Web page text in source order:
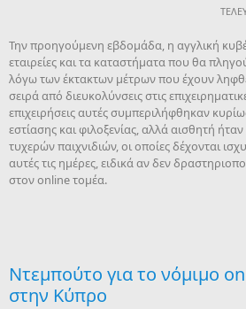
Την προηγούμενη εβδομάδα, η αγγλική
εταιρείες και τα καταστήματα που θα
λόγω των έκτακτων μέτρων που έχουν
σειρά από διευκολύνσεις στις
επιχειρήσεις αυτές συμπεριλήφθηκαν
εστίασης και φιλοξενίας, αλλά αισθητή
τυχερών παιχνιδιών, οι οποίες δέχονται
αυτές τις ημέρες, ειδικά αν δεν
στον online τομέα.
Ντεμπούτο για το νόμιμο
στην Κύπρο